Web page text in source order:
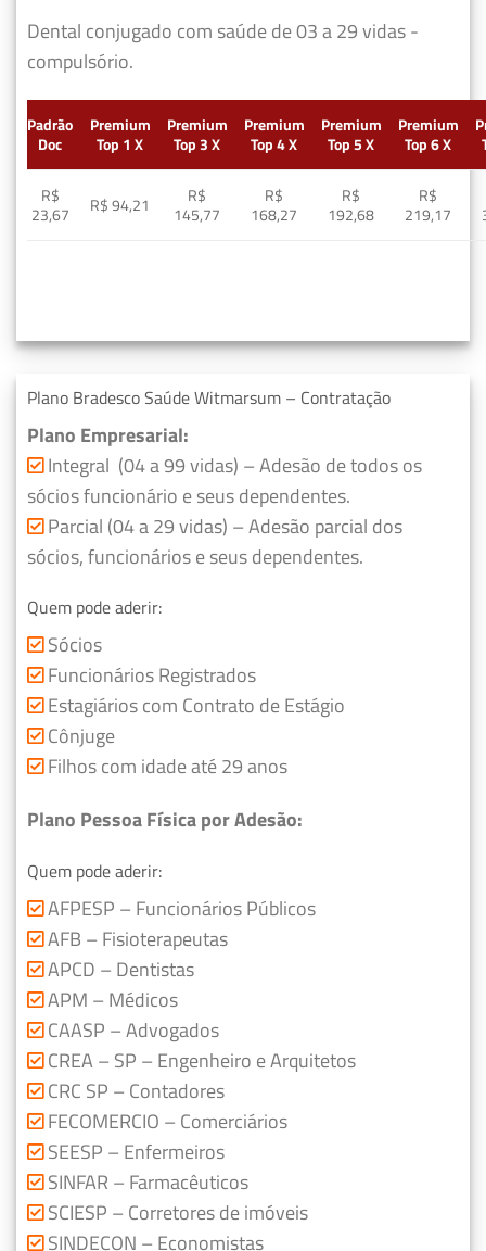
Dental conjugado com saúde de 03 a 29 vidas -
compulsório.
Padrão
Doc
Premium
Top 1 X
Premium
Top 3 X
Premium
Top 4 X
Premium
Top 5 X
Premium
Top 6 X
R$
23,67
R$ 94,21
R$
145,77
R$
168,27
R$
192,68
R$
219,17
Plano Bradesco Saúde Witmarsum – Contratação
Plano Empresarial:
Integral (04 a 99 vidas) – Adesão de todos os
sócios funcionário e seus dependentes.
Parcial (04 a 29 vidas) – Adesão parcial dos
sócios, funcionários e seus dependentes.
Quem pode aderir:
Sócios
Funcionários Registrados
Estagiários com Contrato de Estágio
Cônjuge
Filhos com idade até 29 anos
Plano Pessoa Física por Adesão:
Quem pode aderir:
AFPESP – Funcionários Públicos
AFB – Fisioterapeutas
APCD – Dentistas
APM – Médicos
CAASP – Advogados
CREA – SP – Engenheiro e Arquitetos
CRC SP – Contadores
FECOMERCIO – Comerciários
SEESP – Enfermeiros
SINFAR – Farmacêuticos
SCIESP – Corretores de imóveis
SINDECON – Economistas